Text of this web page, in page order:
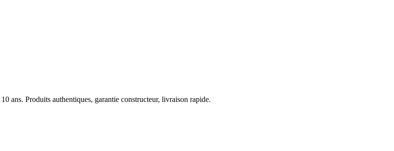
ans. Produits authentiques, garantie constructeur, livraison rapide.